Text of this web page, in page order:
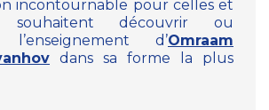
incontournable pour celles et
découvrir ou
l’enseignement d’Omraam
dans sa forme la plus